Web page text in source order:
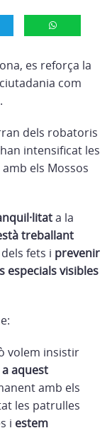
es reforça la
com
dels robatoris
intensificat les
els Mossos
a la
treballant
fets i prevenir
especials visibles
volem insistir
aquest
amb els
les patrulles
i estem